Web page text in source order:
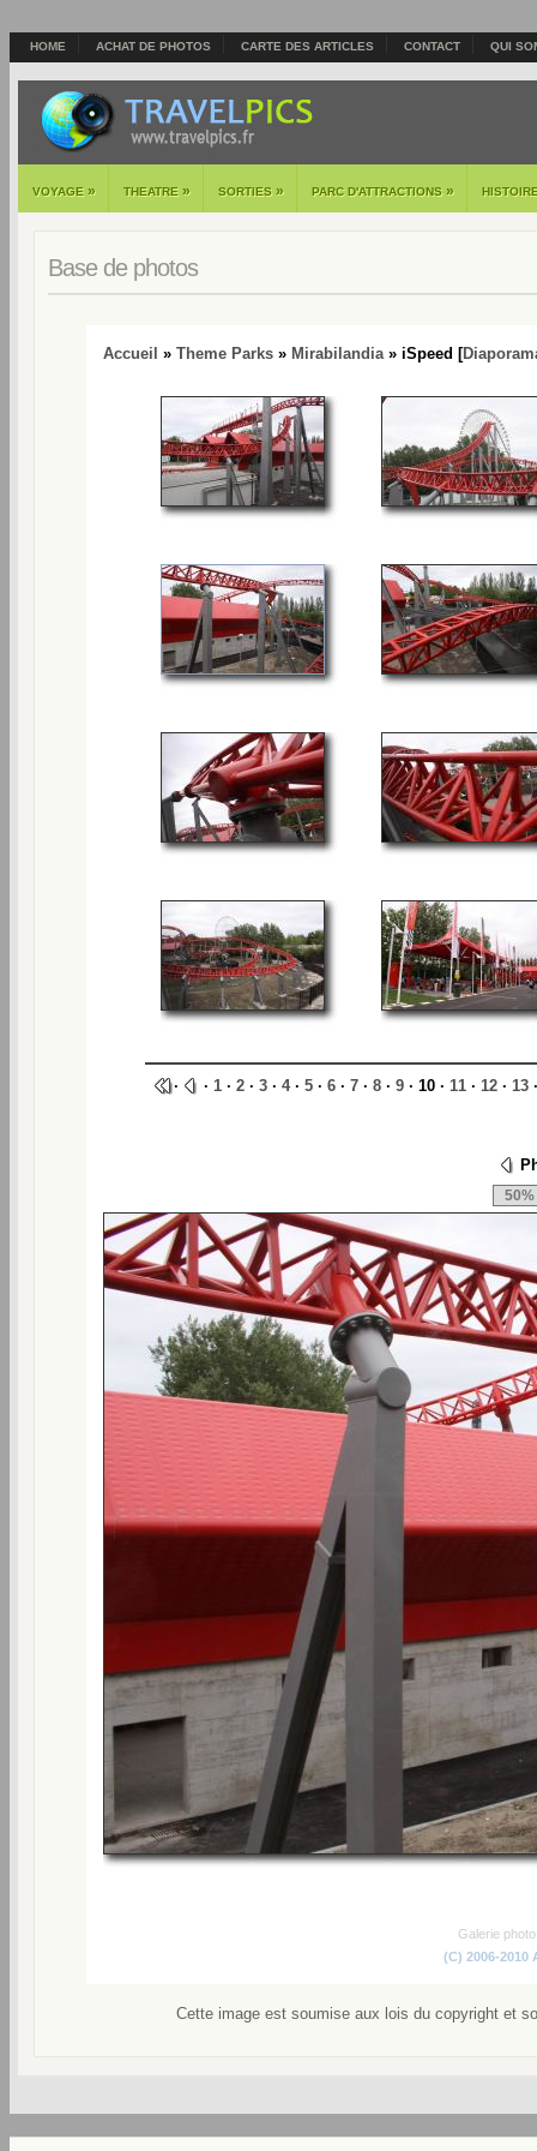
HOME ACHAT DE PHOTOS CARTE DES ARTICLES CONTACT QUI
VOYAGE » THEATRE » SORTIES » PARC D'ATTRACTIONS »
Base de photos
Accueil » Theme Parks » Mirabilandia» iSpeed [
· · 1· 2· 3· 4· 5· 6· 7· 8· 9· 10 · 11· 12· 13
Galerie
(C) 2006-2010
Cette image est soumise aux lois du copyright et